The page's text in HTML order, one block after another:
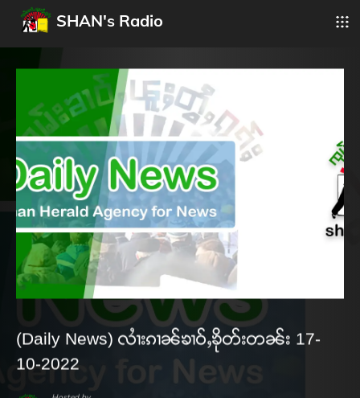
SHAN's Radio
(Daily News) လၢႆးၵၢၼ်ၶၢဝ်ႇၶိုတ်းတၼ်း 17-
10-2022